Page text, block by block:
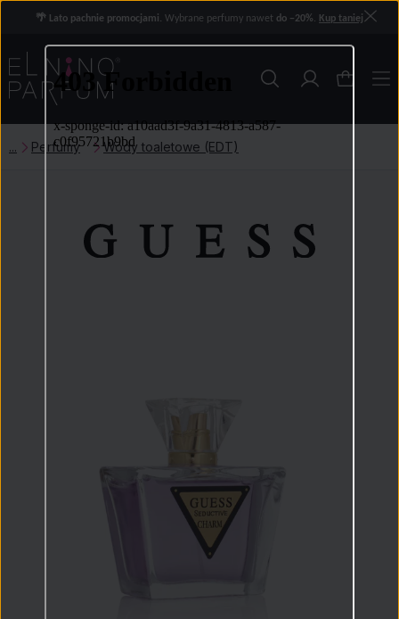
🌴 Lato pachnie promocjami. Wybrane perfumy nawet do −20%. Kup taniej
Perfumy Wody toaletowe (EDT)